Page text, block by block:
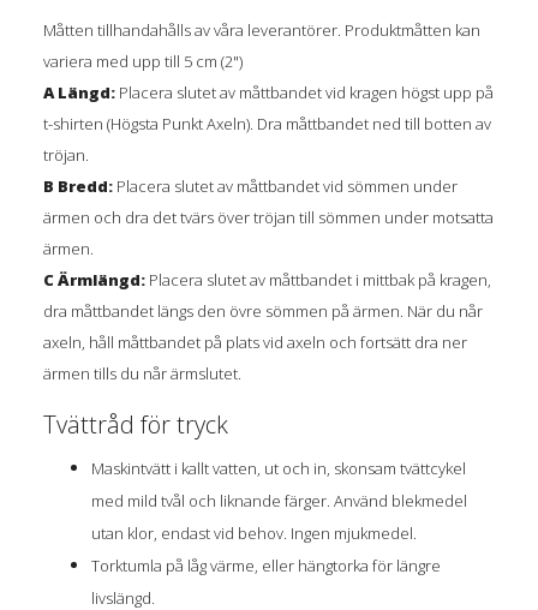
Måtten tillhandahålls av våra leverantörer. Produktmåtten kan
variera med upp till 5 cm (2")
A Längd: Placera slutet av måttbandet vid kragen högst upp på
t-shirten (Högsta Punkt Axeln). Dra måttbandet ned till botten av
tröjan.
B Bredd: Placera slutet av måttbandet vid sömmen under
ärmen och dra det tvärs över tröjan till sömmen under motsatta
ärmen.
C Ärmlängd:Placera slutet av måttbandet i mittbak på kragen,
dra måttbandet längs den övre sömmen på ärmen. När du når
axeln, håll måttbandet på plats vid axeln och fortsätt dra ner
ärmen tills du når ärmslutet.
Tvättråd för tryck
Maskintvätt i kallt vatten, ut och in, skonsam tvättcykel
med mild tvål och liknande färger. Använd blekmedel
utan klor, endast vid behov. Ingen mjukmedel.
Torktumla på låg värme, eller hängtorka för längre
livslängd.